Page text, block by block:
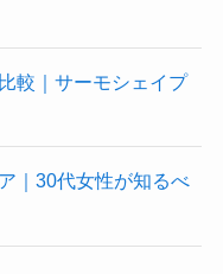
較｜サーモシェイプ
｜30代女性が知るべ